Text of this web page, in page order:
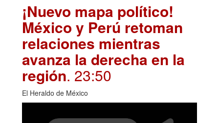
¡Nuevo mapa político!
México y Perú retoman
relaciones mientras
avanza la derecha en la
región. 23:50
El Heraldo de México